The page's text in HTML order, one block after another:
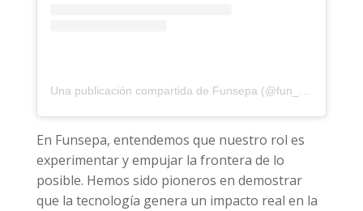
En Funsepa, entendemos que nuestro rol es
experimentar y empujar la frontera de lo
posible. Hemos sido pioneros en demostrar
que la tecnología genera un impacto real en la